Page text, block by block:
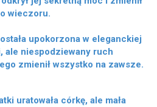
wieczoru.
upokorzona w eleganckiej
ale niespodziewany ruch
zmienił wszystko na zawsze.
uratowała córkę, ale mała